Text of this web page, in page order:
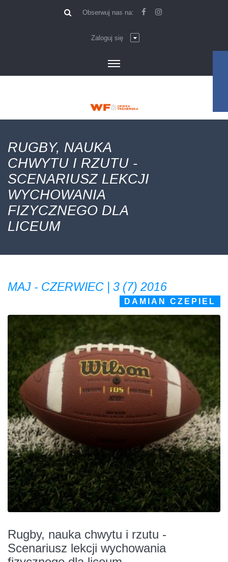
Obserwuj nas na:
Zaloguj się
RUGBY, NAUKA
CHWYTU I RZUTU -
SCENARIUSZ LEKCJI
WYCHOWANIA
FIZYCZNEGO DLA
LICEUM
MAJ - CZERWIEC | 3 (7) 2016
DAMIAN CZEPIEL
Rugby, nauka chwytu i rzutu -
Scenariusz lekcji wychowania